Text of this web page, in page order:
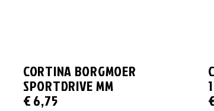
CORTINA BORGMOER
SPORTDRIVE MM
€6,75